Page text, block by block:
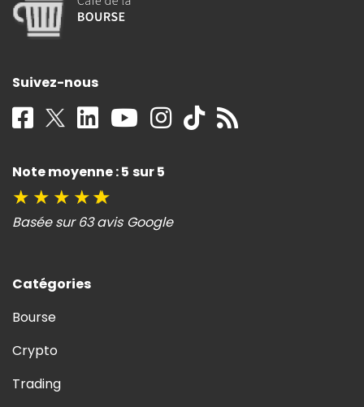
Suivez-nous
Note moyenne : 5 sur 5
★ ★ ★ ★★
Basée sur 63 avis Google
Catégories
Bourse
Crypto
Trading